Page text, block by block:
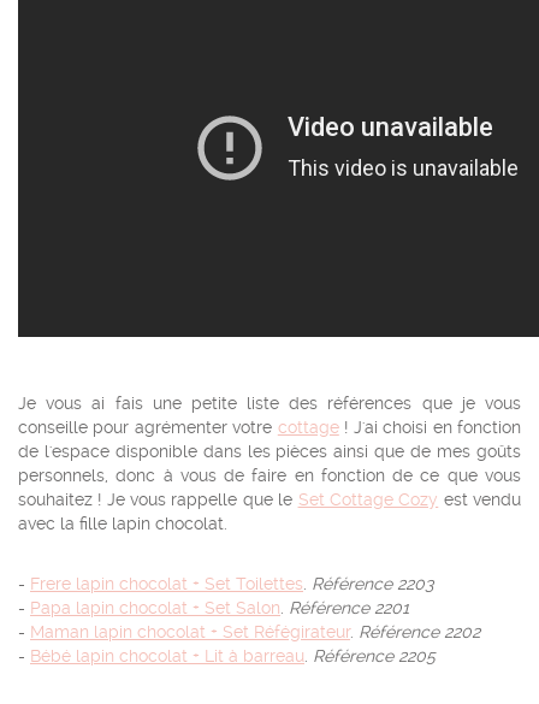
Je vous ai fais une petite liste des références que je vous
conseille pour agrémenter votre cottage! J'ai choisi en fonction
de l'espace disponible dans les pièces ainsi que de mes goûts
personnels, donc à vous de faire en fonction de ce que vous
souhaitez ! Je vous rappelle que le Set Cottage Cozy est vendu
avec la fille lapin chocolat.
- Frere lapin chocolat + Set Toilettes. Référence 2203
- Papa lapin chocolat + Set Salon. Référence 2201
- Maman lapin chocolat + Set Réfégirateur. Référence 2202
- Bébé lapin chocolat + Lit à barreau. Référence 2205